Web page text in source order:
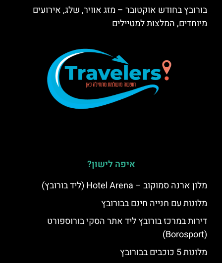
בורובץ בחודש אוקטובר – מזג אוויר, שלג, אירועים
מיוחדים, המלצות למטיילים
איפה לישון?
מלון ארנה סמוקוב – Hotel Arena (ליד בורובץ)
מלונות עם חנייה חינם בבורובץ
דירות במרכז בורובץ ליד אתר הסקי בורוספורט
(Borosport)
מלונות 5 כוכבים בבורובץ